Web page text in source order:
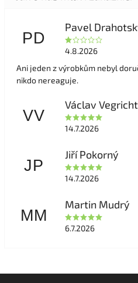
PD
Pavel
4.8.2026
Ani jeden z výrobkům nebyl
nikdo nereaguje.
VV
Václav Vegricht
14.7.2026
JP
Jiří Pokorný
14.7.2026
MM
Martin Mudrý
6.7.2026